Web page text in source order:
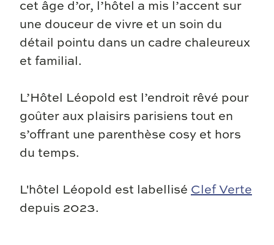
cet âge d’or, l’hôtel a mis l’accent sur
une douceur de vivre et un soin du
détail pointu dans un cadre chaleureux
et familial.
L’Hôtel Léopold est l’endroit rêvé pour
goûter aux plaisirs parisiens tout en
s’offrant une parenthèse cosy et hors
du temps.
L'hôtel Léopold est labellisé Clef Verte
depuis 2023.